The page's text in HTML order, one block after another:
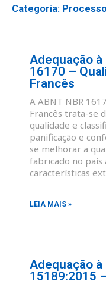
Categoria:
Adequação à
16170 –
Francês
A ABNT NBR
Francês trata-se
qualidade e
panificação e
se melhorar a
fabricado no país
características
LEIA MAIS »
Adequação à
15189:2015